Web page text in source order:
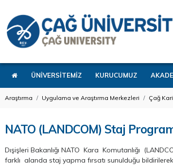
ÜNİVERSİTEMİZ KURUCUMUZ
Araştırma Uygulama ve Araştırma Merkezleri Çağ
NATO (LANDCOM) Staj
Dışişleri Bakanlığı NATO Kara Komutanlığı
farklı alanda staj yapma fırsatı sunulduğu